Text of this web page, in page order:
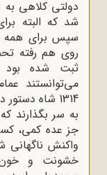
دولتی کلاهی
شد که البته
سپس برای همه
روی هم رفته
ثبت شده
می‌توانستند
1314 شاه
به سر بگذارند
جز عده کمی،
واکنش
خشونت و